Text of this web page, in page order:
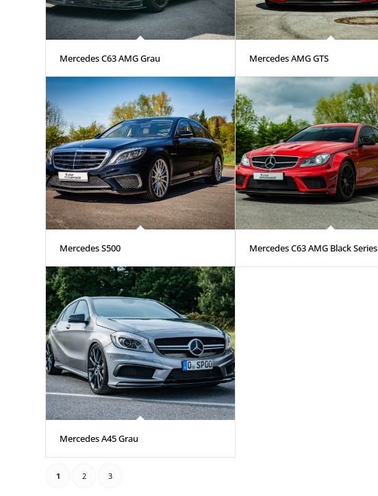
Mercedes C63 AMG Grau Mercedes AMG GTS
Mercedes S500 Mercedes C63 AMG Black Series
Mercedes A45 Grau
1 2 3